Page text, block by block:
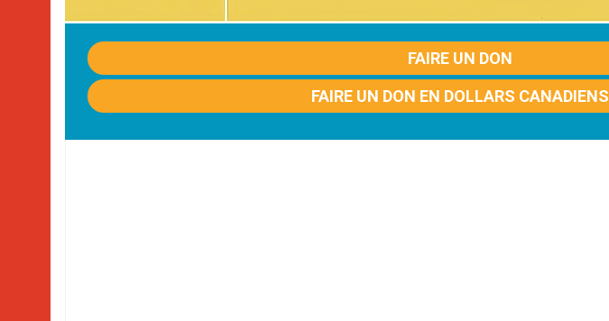
FAIRE UN DON
FAIRE UN DON EN DOLLARS CANADIENS